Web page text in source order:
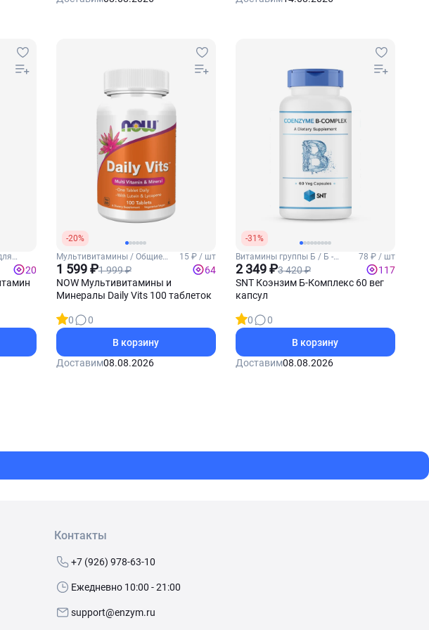
20
-20%
Мультивитамины / Общие
витамины
15 ₽ / шт
1 599 ₽1 999 ₽
64
NOW Мультивитамины и
Минералы Daily Vits 100 таблеток
0
0
В корзину
Доставим08.08.2026
-31%
Витамины группы Б / Б -
комплекс
78 ₽ / шт
2 349 ₽3 420 ₽
117
SNT Коэнзим Б-Комплекс 60 вег
капсул
0
0
В корзину
Доставим08.08.2026
Контакты
+7 (926) 978-63-10
Ежедневно 10:00 - 21:00
support@enzym.ru